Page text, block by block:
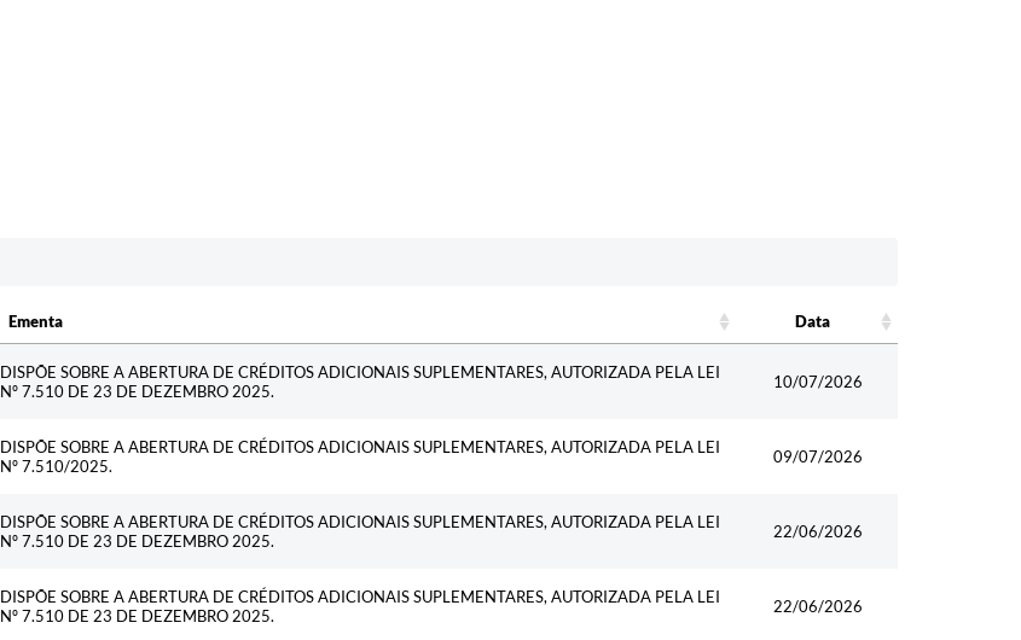
Ementa
Data
DISPÕE SOBRE A ABERTURA DE CRÉDITOS ADICIONAIS SUPLEMENTARES, AUTORIZADA PELA LEI
Nº 7.510 DE 23 DE DEZEMBRO 2025.
10/07/2026
DISPÕE SOBRE A ABERTURA DE CRÉDITOS ADICIONAIS SUPLEMENTARES, AUTORIZADA PELA LEI
Nº 7.510/2025.
09/07/2026
DISPÕE SOBRE A ABERTURA DE CRÉDITOS ADICIONAIS SUPLEMENTARES, AUTORIZADA PELA LEI
Nº 7.510 DE 23 DE DEZEMBRO 2025.
22/06/2026
DISPÕE SOBRE A ABERTURA DE CRÉDITOS ADICIONAIS SUPLEMENTARES, AUTORIZADA PELA LEI
Nº 7.510 DE 23 DE DEZEMBRO 2025.
22/06/2026